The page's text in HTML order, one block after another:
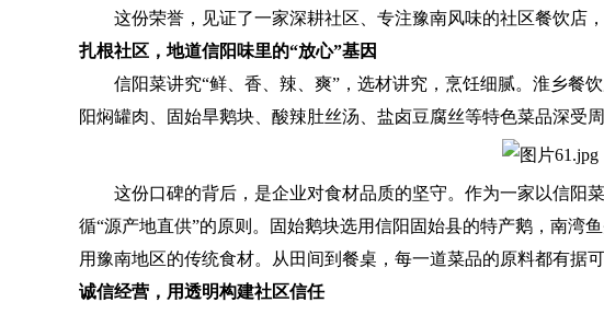
这份荣誉，见证了一家深耕社区、专注豫南风味的社区餐饮店，
扎根社区，地道信阳味里的“放心”基因
信阳菜讲究“鲜、香、辣、爽”，选材讲究，烹饪细腻。淮乡餐
阳焖罐肉、固始旱鹅块、酸辣肚丝汤、盐卤豆腐丝等特色菜品深受周
这份口碑的背后，是企业对食材品质的坚守。作为一家以信阳
循“源产地直供”的原则。固始鹅块选用信阳固始县的特产鹅，南湾
用豫南地区的传统食材。从田间到餐桌，每一道菜品的原料都有据
诚信经营，用透明构建社区信任